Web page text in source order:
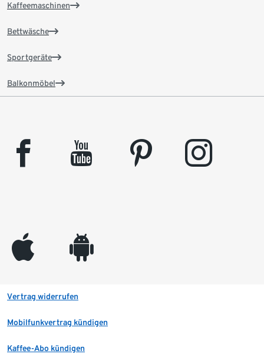
Kaffeemaschinen
Bettwäsche
Sportgeräte
Balkonmöbel
facebook youtube pinterest instagram
appleinc android
Vertrag widerrufen
Mobilfunkvertrag kündigen
Kaffee-Abo kündigen